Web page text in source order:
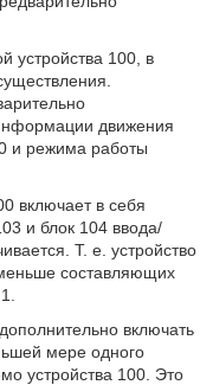
устройства 100, в
движения
и режима работы
включает в себя
и блок 104 ввода/
Т. е. устройство
составляющих
включать
мере одного
устройства 100. Это